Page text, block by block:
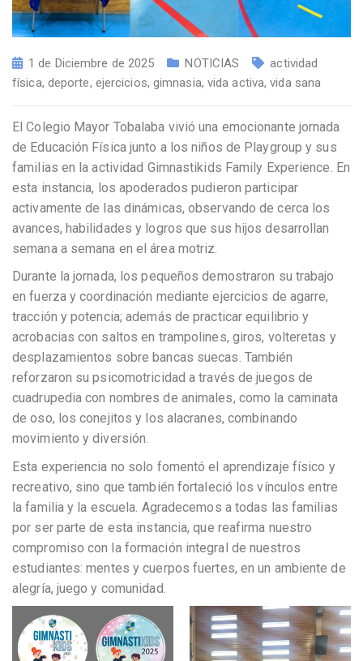
1 de Diciembre de 2025 NOTICIAS
actividad
física, deporte, ejercicios, gimnasia, vida activa,vida sana
El Colegio Mayor Tobalaba vivió una emocionante jornada
de Educación Física junto a los niños de Playgroup y sus
familias en la actividad Gimnastikids Family Experience. En
esta instancia, los apoderados pudieron participar
activamente de las dinámicas, observando de cerca los
avances, habilidades y logros que sus hijos desarrollan
semana a semana en el área motriz.
Durante la jornada, los pequeños demostraron su trabajo
en fuerza y coordinación mediante ejercicios de agarre,
tracción y potencia; además de practicar equilibrio y
acrobacias con saltos en trampolines, giros, volteretas y
desplazamientos sobre bancas suecas. También
reforzaron su psicomotricidad a través de juegos de
cuadrupedia con nombres de animales, como la caminata
de oso, los conejitos y los alacranes, combinando
movimiento y diversión.
Esta experiencia no solo fomentó el aprendizaje físico y
recreativo, sino que también fortaleció los vínculos entre
la familia y la escuela. Agradecemos a todas las familias
por ser parte de esta instancia, que reafirma nuestro
compromiso con la formación integral de nuestros
estudiantes: mentes y cuerpos fuertes, en un ambiente de
alegría, juego y comunidad.